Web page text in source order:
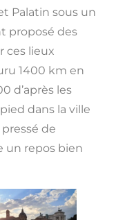
Palatin sous un
proposé des
ces lieux
1400 km en
d’après les
dans la ville
de
un repos bien